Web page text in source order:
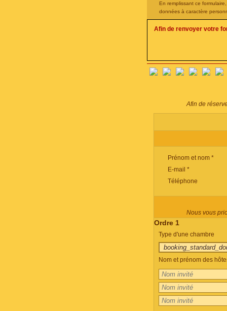
En remplissant ce
données à caractère
Afin de renvoyer votre
Afin de
Prénom et nom *
E-mail *
Téléphone
Nous vous
Ordre 1
Type d'une chambre
Nom et prénom des